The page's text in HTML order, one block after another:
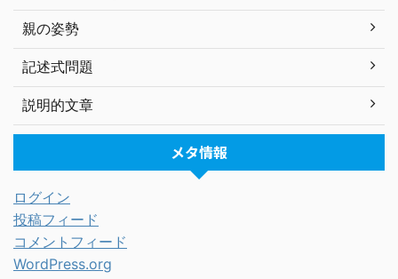
親の姿勢
記述式問題
説明的文章
メタ情報
ログイン
投稿フィード
コメントフィード
WordPress.org